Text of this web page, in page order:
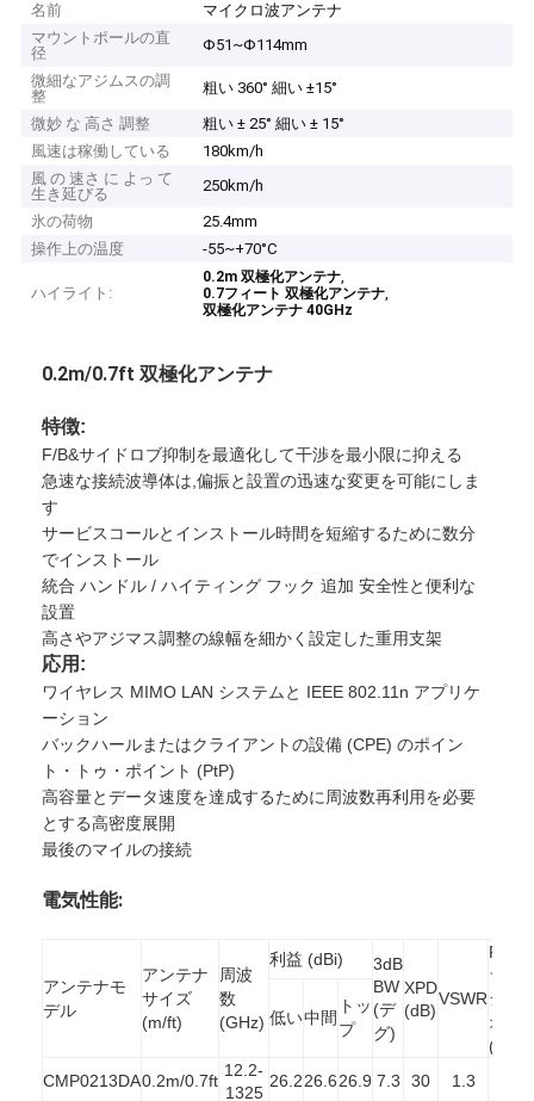
名前
マイクロ波アンテナ
マウントポールの直
径
Φ51~Φ114mm
微細なアジムスの調
整
粗い 360° 細い ±15°
微妙 な 高さ 調整
粗い ± 25° 細い ± 15°
風速は稼働している
180km/h
風 の 速さ に よっ て
生き延びる
250km/h
氷の荷物
25.4mm
操作上の温度
-55~+70°C
ハイライト:
0.2m 双極化アンテナ,
0.7フィート 双極化アンテナ,
双極化アンテナ 40GHz
0.2m/0.7ft 双極化アンテナ
特徴:
F/B&サイドロブ抑制を最適化して干渉を最小限に抑える
急速な接続波導体は,偏振と設置の迅速な変更を可能にしま
す
サービスコールとインストール時間を短縮するために数分
でインストール
統合 ハンドル / ハイティング フック 追加 安全性と便利な
設置
高さやアジマス調整の線幅を細かく設定した重用支架
応用:
ワイヤレス MIMO LAN システムと IEEE 802.11n アプリケ
ーション
バックハールまたはクライアントの設備 (CPE) のポイン
ト・トゥ・ポイント (PtP)
高容量とデータ速度を達成するために周波数再利用を必要
とする高密度展開
最後のマイルの接続
電気性能:
アンテナモ
デル
アンテナ
サイズ
(m/ft)
周波
数
(GHz)
利益 (dBi)
3dB
BW
(デ
グ)
XPD
(dB)
VSWR
F/B
ラ
ジ
オ
(dB)
低い中間
トッ
プ
CMP0213DA0.2m/0.7ft
12.2-
1325
26.226.626.9 7.3 30 1.3